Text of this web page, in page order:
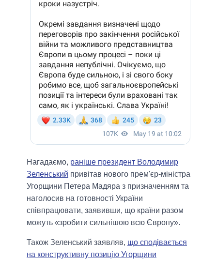
Нагадаємо, раніше президент Володимир
Зеленський привітав нового прем'єр-міністра
Угорщини Петера Мадяра з призначенням та
наголосив на готовності України
співпрацювати, заявивши, що країни разом
можуть «зробити сильнішою всю Європу».
Також Зеленський заявляв, що сподівається
на конструктивну позицію Угорщини